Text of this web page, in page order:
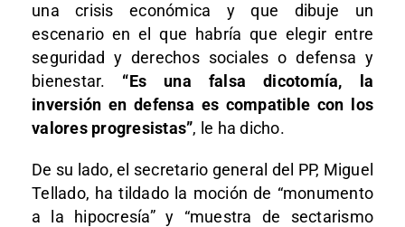
una crisis económica y que dibuje un
escenario en el que habría que elegir entre
seguridad y derechos sociales o defensa y
bienestar. “Es una falsa dicotomía, la
inversión en defensa es compatible con los
valores progresistas”, le ha dicho.
De su lado, el secretario general del PP, Miguel
Tellado, ha tildado la moción de “monumento
a la hipocresía” y “muestra de sectarismo